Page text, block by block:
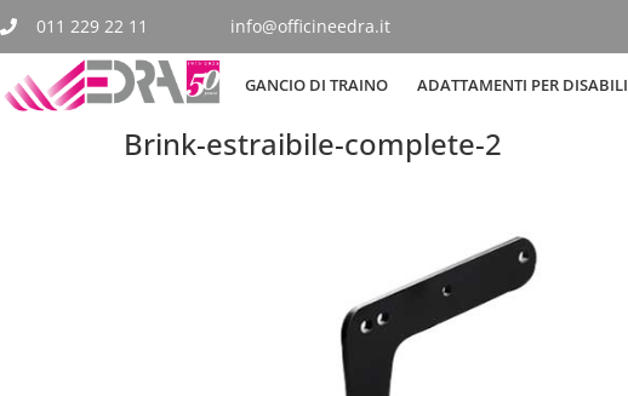
011 229 22 11 info@officineedra.it
GANCIO DI TRAINO ADATTAMENTI PER DISABILI
Brink-estraibile-complete-2